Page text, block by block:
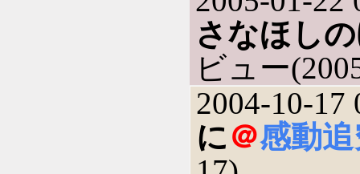
さなほし
ビュー
2004-10-17
に＠感動